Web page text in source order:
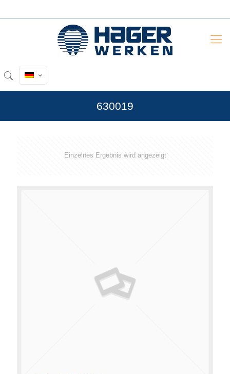
630019
Einzelnes Ergebnis wird angezeigt